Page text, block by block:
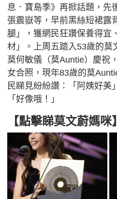
息．寶島季》再掀話題，先
張震嶽等，早前黑絲短裙露
腿」，獲網民狂讚保養得宜
材」。上周五踏入53歲的莫
莫何敏儀（莫Auntie）慶祝
女合照，現年83歲的莫
民睇見紛紛讚：「阿姨好美
「好像哦！」
【點擊睇莫文蔚媽咪